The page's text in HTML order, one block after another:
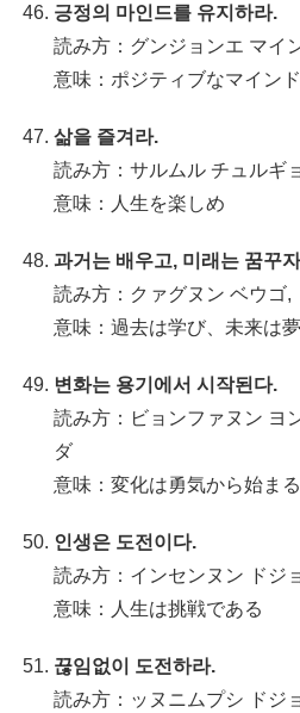
긍정의 마인드를 유지하라.
読み方：グンジョンエ マイ
意味：ポジティブなマイン
삶을 즐겨라.
読み方：サルムル チュルギ
意味：人生を楽しめ
과거는 배우고, 미래는 꿈꾸
読み方：クァグヌン ベウゴ,
意味：過去は学び、未来は
변화는 용기에서 시작된다.
読み方：ビョンファヌン ヨ
ダ
意味：変化は勇気から始まる
인생은 도전이다.
読み方：インセンヌン ドジ
意味：人生は挑戦である
끊임없이 도전하라.
読み方：ッヌニムプシ ドジ